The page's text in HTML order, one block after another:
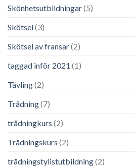
Skönhetsutbildningar(5)
Skötsel(3)
Skötsel av fransar(2)
taggad inför 2021 (1)
Tävling(2)
Trådning(7)
trådningkurs (2)
Trådningskurs (2)
trådningstylistutbildning(2)